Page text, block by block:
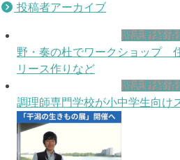
投稿者アーカイブ
習志野経済
野・奏の杜でワークショップ
リース作りなど
習志野経済
調理師専門学校が小中学生向け